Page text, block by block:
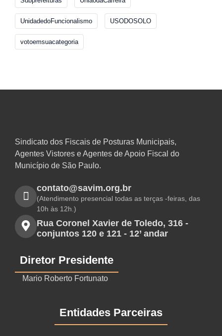
UnidadedoFuncionalismo USODOSOLO
votoemsuacategoria
Sindicato dos Fiscais de Posturas Municipais,
Agentes Vistores e Agentes de Apoio Fiscal do
Município de São Paulo.
contato@savim.org.br
(Atendimento presencial todas as terças -feiras, das
10h às 12h.)
Rua Coronel Xavier de Toledo, 316 -
conjuntos 120 e 121 - 12’ andar
Diretor Presidente
Mario Roberto Fortunato
Entidades Parceiras